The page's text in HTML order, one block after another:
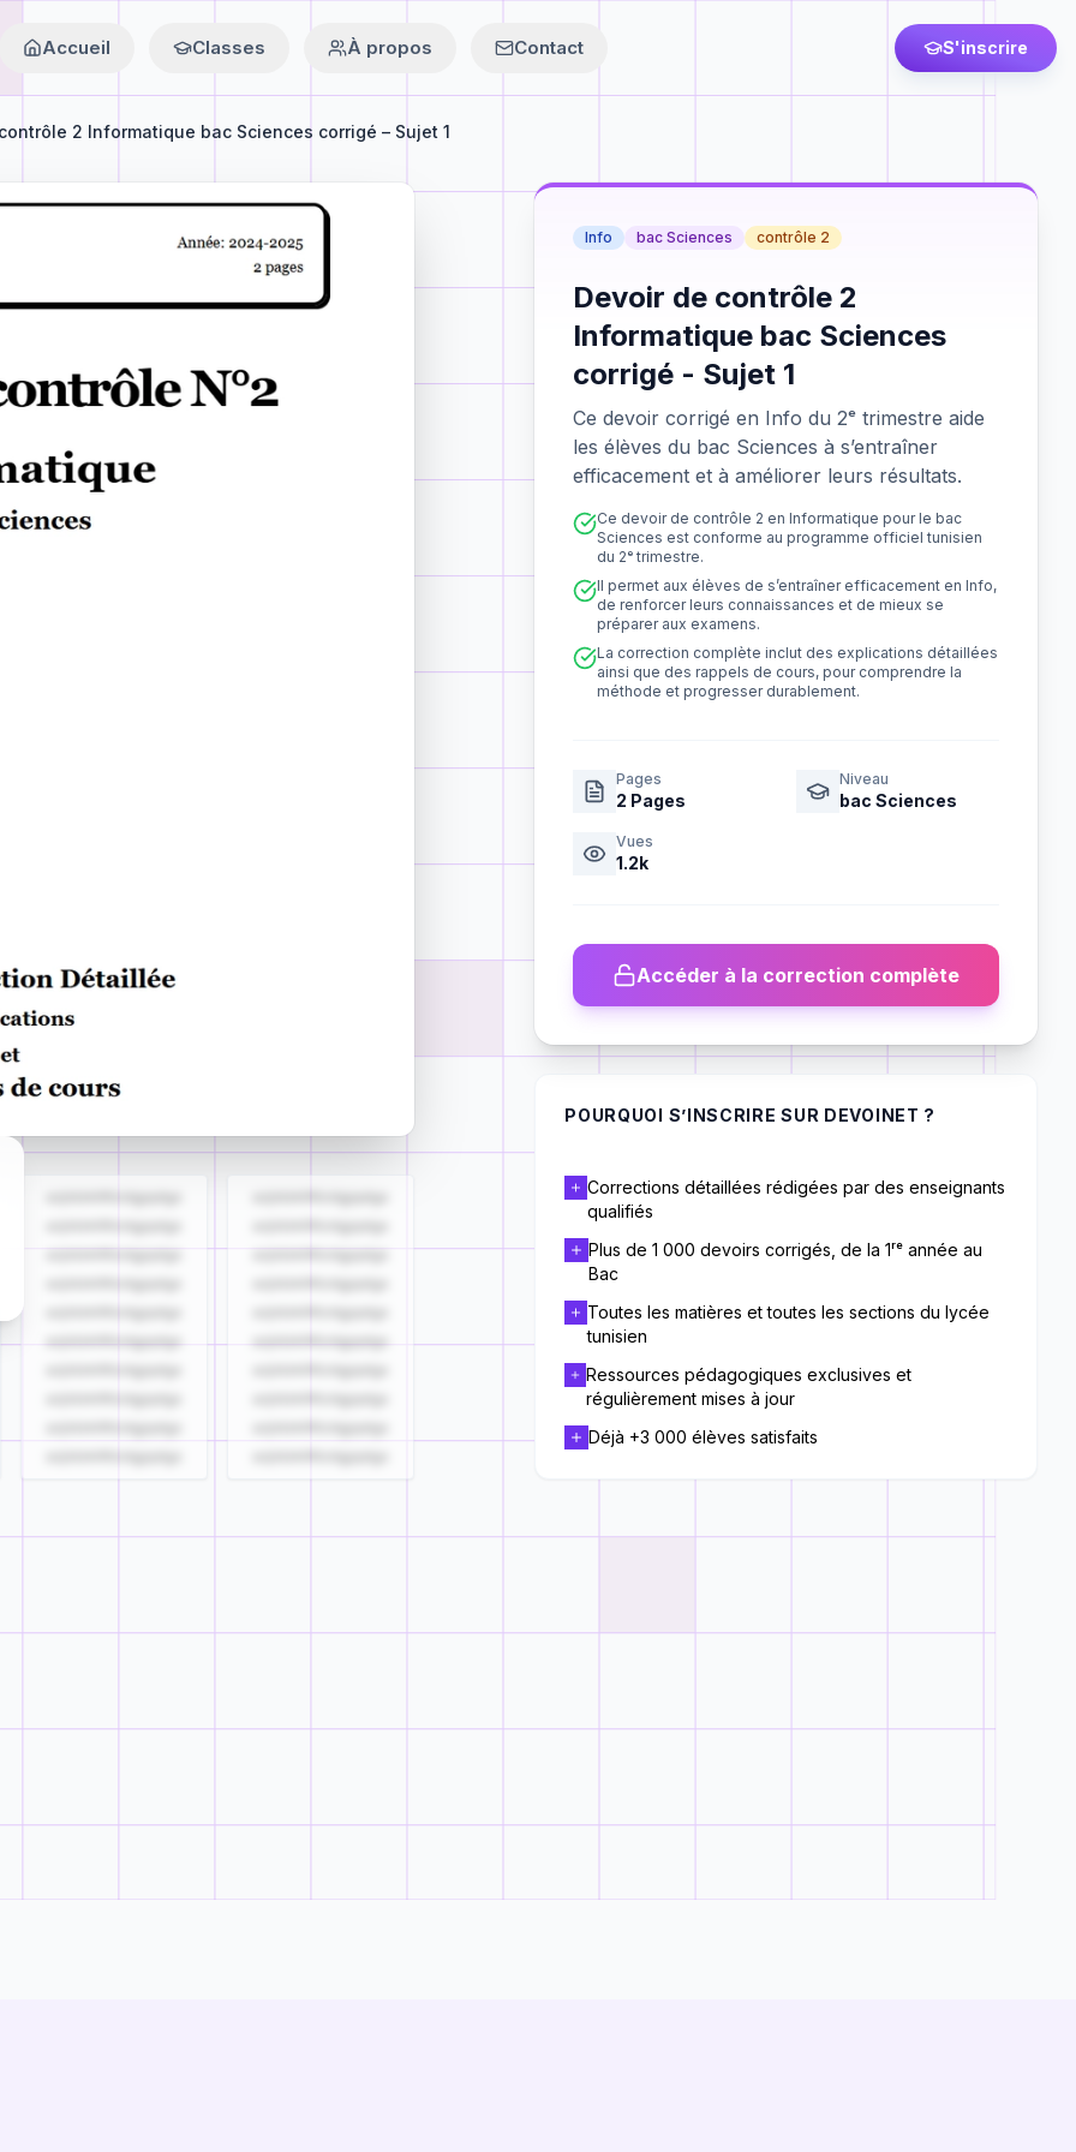
Accueil Classes À propos Contact S'inscrire
2 Informatique bac Sciences corrigé – Sujet 1
azjldzklllllzdgjqdgs
azjldzklllllzdgjqdgs
Info bac Sciences contrôle 2
Devoir de contrôle 2
Informatique bac Sciences
corrigé - Sujet 1
Ce devoir corrigé en Info du 2ᵉ trimestre aide
les élèves du bac Sciences à s’entraîner
efficacement et à améliorer leurs résultats.
Ce devoir de contrôle 2 en Informatique pour le bac
Sciences est conforme au programme officiel tunisien
du 2ᵉ trimestre.
Il permet aux élèves de s’entraîner efficacement en Info,
de renforcer leurs connaissances et de mieux se
préparer aux examens.
La correction complète inclut des explications détaillées
ainsi que des rappels de cours, pour comprendre la
méthode et progresser durablement.
Pages
2 Pages
Niveau
bac Sciences
Vues
1.2k
Accéder à la correction complète
POURQUOI S’INSCRIRE SUR DEVOINET ?
Corrections détaillées rédigées par des enseignants
qualifiés
Plus de 1 000 devoirs corrigés, de la 1ʳᵉ année au
Bac
Toutes les matières et toutes les sections du lycée
tunisien
Ressources pédagogiques exclusives et
régulièrement mises à jour
Déjà +3 000 élèves satisfaits